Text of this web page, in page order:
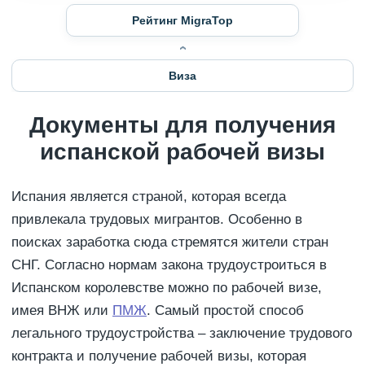
Рейтинг MigraTop
Виза
Документы для получения
испанской рабочей визы
Испания является страной, которая всегда
привлекала трудовых мигрантов. Особенно в
поисках заработка сюда стремятся жители стран
СНГ. Согласно нормам закона трудоустроиться в
Испанском королевстве можно по рабочей визе,
имея ВНЖ или ПМЖ. Самый простой способ
легального трудоустройства – заключение трудового
контракта и получение рабочей визы, которая